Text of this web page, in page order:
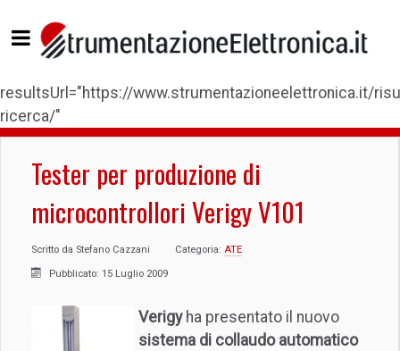
resultsUrl="https://www.strumentazioneelettronica.it/
ricerca/"
Tester per produzione di
microcontrollori Verigy V101
Scritto da Stefano Cazzani Categoria: ATE
Pubblicato: 15 Luglio 2009
Verigy ha presentato il nuovo
sistema di collaudo automatico